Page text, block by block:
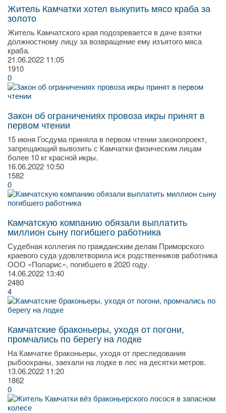
Житель Камчатки хотел выкупить мясо краба за
золото
Житель Камчатского края подозревается в даче взятки
должностному лицу за возвращение ему изъятого мяса
краба.
21.06.2022 11:05
1910
0
Закон об ограничениях провоза икры принят в
первом чтении
15 июня Госдума приняла в первом чтении законопроект,
запрещающий вывозить с Камчатки физическим лицам
более 10 кг красной икры.
16.06.2022 10:50
1582
0
Камчатскую компанию обязали выплатить
миллион сыну погибшего работника
Судебная коллегия по гражданским делам Приморского
краевого суда удовлетворила иск родственников работника
ООО «Поларис», погибшего в 2020 году.
14.06.2022 13:40
2480
4
Камчатские браконьеры, уходя от погони,
промчались по берегу на лодке
На Камчатке браконьеры, уходя от преследования
рыбоохраны, заехали на лодке в лес на десятки метров.
13.06.2022 11:20
1862
0